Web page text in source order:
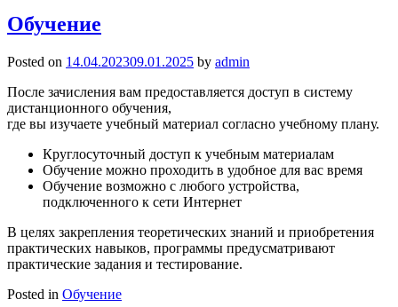
Обучение
Posted on 14.04.202309.01.2025 by admin
После зачисления вам предоставляется доступ в систему
дистанционного обучения,
где вы изучаете учебный материал согласно учебному плану.
Круглосуточный доступ к учебным материалам
Обучение можно проходить в удобное для вас время
Обучение возможно с любого устройства,
подключенного к сети Интернет
В целях закрепления теоретических знаний и приобретения
практических навыков, программы предусматривают
практические задания и тестирование.
Posted in Обучение